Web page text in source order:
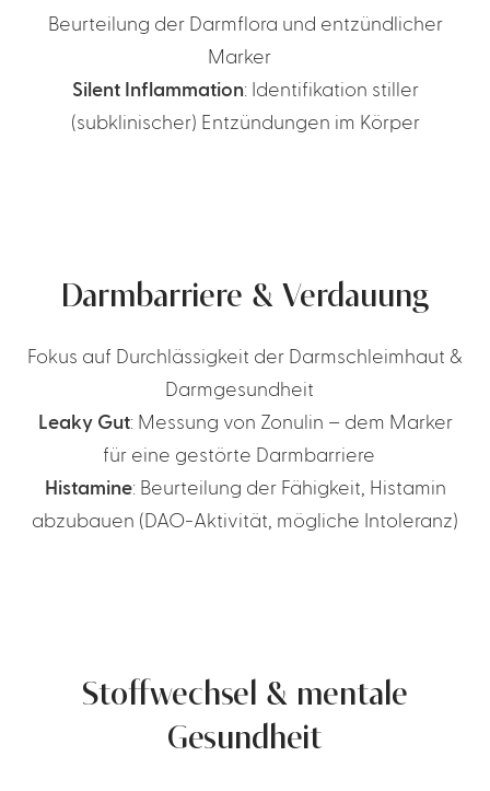
Beurteilung der Darmflora und entzündlicher
Marker
Silent Inflammation: Identifikation stiller
(subklinischer) Entzündungen im Körper
Darmbarriere & Verdauung
Fokus auf Durchlässigkeit der Darmschleimhaut &
Darmgesundheit
Leaky Gut: Messung von Zonulin – dem Marker
für eine gestörte Darmbarriere
Histamine: Beurteilung der Fähigkeit, Histamin
abzubauen (DAO-Aktivität, mögliche Intoleranz)
Stoffwechsel & mentale
Gesundheit